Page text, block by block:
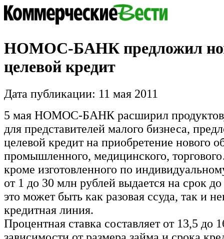
НОМОС-БАНК предложил
целевой кредит
Дата публикации: 11 мая 2011
5 мая НОМОС-БАНК расширил
для представителей малого бизнеса,
целевой кредит на приобретение нового
промышленного, медицинского,
кроме изготовленного по
от 1 до 30 млн рублей выдается на срок
это может быть как разовая ссуда, так и
кредитная линия.
Процентная ставка составляет от 13,5 до